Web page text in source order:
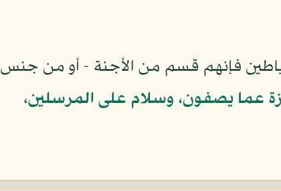
فإنهم قسم من الأجنة - أو من جنس
عما يصفون، وسلام على المرسلين،